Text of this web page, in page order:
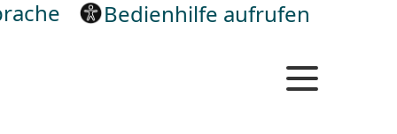
Bedienhilfe aufrufen